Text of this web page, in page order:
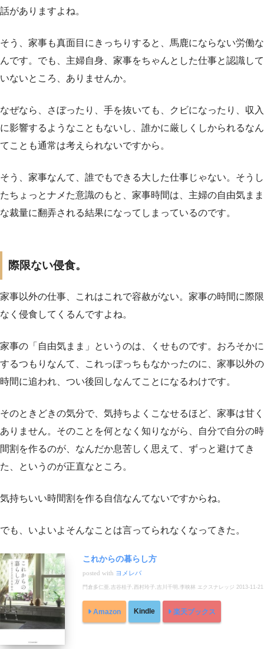
話がありますよね。
そう、家事も真面目にきっちりすると、馬鹿にならない労働な
んです。でも、主婦自身、家事をちゃんとした仕事と認識して
いないところ、ありませんか。
なぜなら、さぼったり、手を抜いても、クビになったり、収入
に影響するようなこともないし、誰かに厳しくしかられるなん
てことも通常は考えられないですから。
そう、家事なんて、誰でもできる大した仕事じゃない。そうし
たちょっとナメた意識のもと、家事時間は、主婦の自由気まま
な裁量に翻弄される結果になってしまっているのです。
際限ない侵食。
家事以外の仕事、これはこれで容赦がない。家事の時間に際限
なく侵食してくるんですよね。
家事の「自由気まま」というのは、くせものです。おろそかに
するつもりなんて、これっぽっちもなかったのに、家事以外の
時間に追われ、つい後回しなんてことになるわけです。
そのときどきの気分で、気持ちよくこなせるほど、家事は甘く
ありません。そのことを何となく知りながら、自分で自分の時
間割を作るのが、なんだか息苦しく思えて、ずっと避けてき
た、というのが正直なところ。
気持ちいい時間割を作る自信なんてないですからね。
でも、いよいよそんなことは言ってられなくなってきた。
これからの暮らし方
posted with ヨメレバ
門倉多仁亜,吉谷桂子,西村玲子,吉川千明,李映林 エクスナレッジ 2013-11-21
Amazon Kindle 楽天ブックス